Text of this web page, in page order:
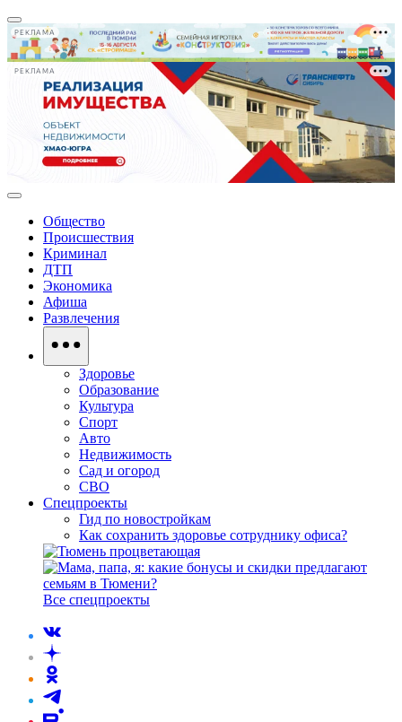
РЕКЛАМА
РЕКЛАМА
Общество
Происшествия
Криминал
ДТП
Экономика
Афиша
Развлечения
Здоровье
Образование
Культура
Спорт
Авто
Недвижимость
Сад и огород
СВО
Спецпроекты
Гид по новостройкам
Как сохранить здоровье сотруднику офиса?
Все спецпроекты